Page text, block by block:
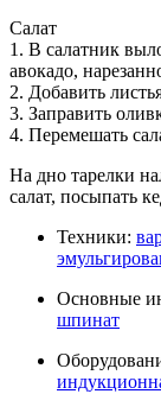
Салат
1. В салатник
авокадо,
2. Добавить
3. Заправить
4. Перемешать
На дно тарелки
салат, посыпать
Техники:
Основные
шпинат